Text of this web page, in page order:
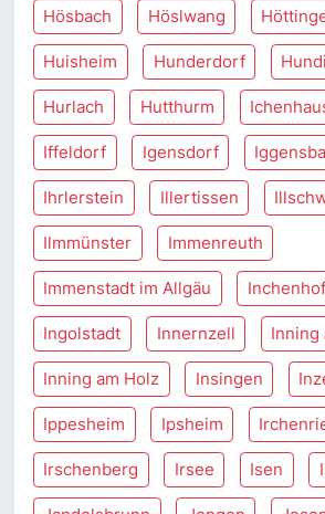
Hösbach Höslwang
Huisheim Hunderdorf
Hurlach Hutthurm
Iffeldorf Igensdorf
Ihrlerstein Illertissen
Ilmmünster Immenreuth
Immenstadt im Allgäu
Ingolstadt Innernzell Inning
Inning am Holz Insingen
Ippesheim Ipsheim
Irschenberg Irsee Isen